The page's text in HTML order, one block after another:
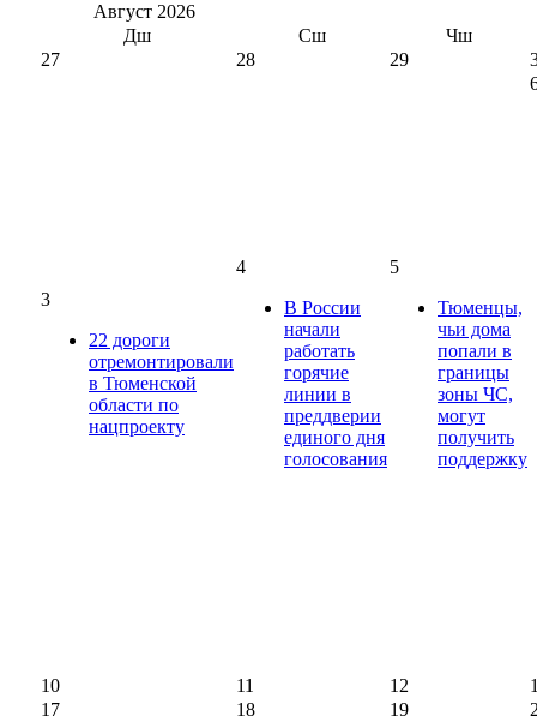
Август 2026
Дш
Сш
Чш
27
28 29
3
22 дороги
отремонтировали
в Тюменской
области по
нацпроекту
4
В России
начали
работать
горячие
линии в
преддверии
единого дня
голосования
5
Тюменцы,
чьи дома
попали в
границы
зоны ЧС,
могут
получить
поддержку
10 11 12
17
18 19